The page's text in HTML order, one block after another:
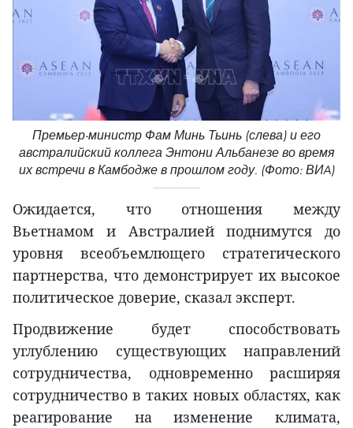
Премьер-министр Фам Минь Тьинь (слева) и его
австралийский коллега Энтони Альбанезе во время
их встречи в Камбодже в прошлом году. (Фото: ВИA)
Ожидается, что отношения между
Вьетнамом и Австралией поднимутся до
уровня всеобъемлющего стратегического
партнерства, что демонстрирует их высокое
политическое доверие, сказал эксперт.
Продвижение будет способствовать
углублению существующих направлений
сотрудничества, одновременно расширяя
сотрудничество в таких новых областях, как
реагирование на изменение климата,